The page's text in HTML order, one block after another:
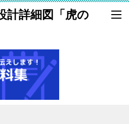
計詳細図「虎の